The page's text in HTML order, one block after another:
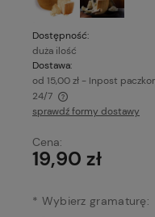
Dostępność:
duża ilość
Dostawa:
od 15,00 zł - Inpost
24/7
Cena nie zawiera
sprawdź formy dostawy
Cena:
19,90 zł
* Wybierz gramaturę: